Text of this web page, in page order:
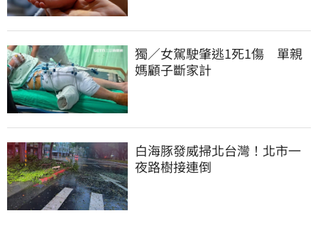
獨／女駕駛肇逃1死1傷　單親
媽顧子斷家計
白海豚發威掃北台灣！北市一
夜路樹接連倒